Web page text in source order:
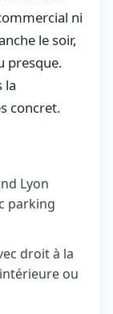
ni
le soir,
presque.
la
concret.
Lyon
parking
droit à la
ou